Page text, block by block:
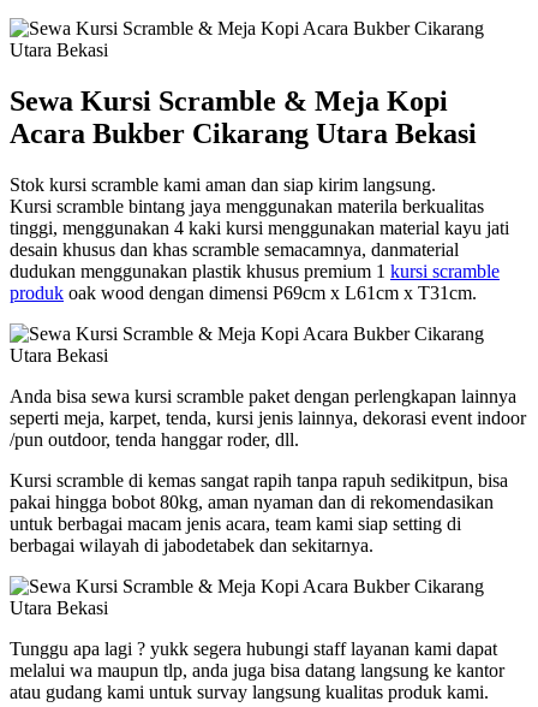
Sewa Kursi Scramble & Meja Kopi
Acara Bukber Cikarang Utara Bekasi
Stok kursi scramble kami aman dan siap kirim langsung.
Kursi scramble bintang jaya menggunakan materila berkualitas
tinggi, menggunakan 4 kaki kursi menggunakan material kayu jati
desain khusus dan khas scramble semacamnya, danmaterial
dudukan menggunakan plastik khusus premium 1 kursi scramble
produk oak wood dengan dimensi P69cm x L61cm x T31cm.
Anda bisa sewa kursi scramble paket dengan perlengkapan lainnya
seperti meja, karpet, tenda, kursi jenis lainnya, dekorasi event indoor
/pun outdoor, tenda hanggar roder, dll.
Kursi scramble di kemas sangat rapih tanpa rapuh sedikitpun, bisa
pakai hingga bobot 80kg, aman nyaman dan di rekomendasikan
untuk berbagai macam jenis acara, team kami siap setting di
berbagai wilayah di jabodetabek dan sekitarnya.
Tunggu apa lagi ? yukk segera hubungi staff layanan kami dapat
melalui wa maupun tlp, anda juga bisa datang langsung ke kantor
atau gudang kami untuk survay langsung kualitas produk kami.